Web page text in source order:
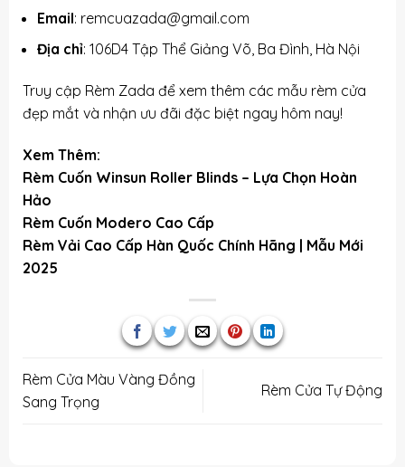
Email: remcuazada@gmail.com
Địa chỉ: 106D4 Tập Thể Giảng Võ, Ba Đình, Hà Nội
Truy cập Rèm Zada để xem thêm các mẫu rèm cửa
đẹp mắt và nhận ưu đãi đặc biệt ngay hôm nay!
Xem Thêm:
Rèm Cuốn Winsun Roller Blinds – Lựa Chọn Hoàn
Hảo
Rèm Cuốn Modero Cao Cấp
Rèm Vải Cao Cấp Hàn Quốc Chính Hãng | Mẫu Mới
2025
Rèm Cửa Màu Vàng Đồng
Sang Trọng
Rèm Cửa Tự Động